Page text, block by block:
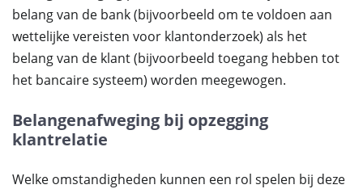
belang van de bank (bijvoorbeeld om te voldoen aan
wettelijke vereisten voor klantonderzoek) als het
belang van de klant (bijvoorbeeld toegang hebben tot
het bancaire systeem) worden meegewogen.
Belangenafweging bij opzegging
klantrelatie
Welke omstandigheden kunnen een rol spelen bij deze